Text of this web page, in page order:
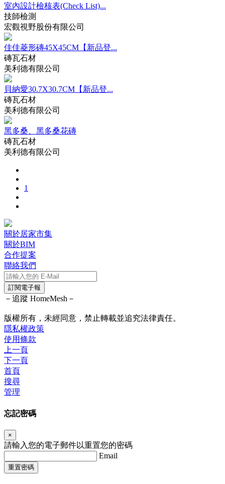
室內設計檢核表(Check List)...
技師檢測
宏觀視野股份有限公司
佳佳菱形磚45X45CM【新品登...
磚瓦石材
美利德有限公司
貝納愛30.7X30.7CM【新品登...
磚瓦石材
美利德有限公司
黑多桑、黑多桑花磚
磚瓦石材
美利德有限公司
1
關於居家市集
關於BIM
合作提案
聯絡我們
訂閱電子報
－追蹤 HomeMesh－
版權所有，未經同意，禁止轉載並追究法律責任。
隱私權政策
使用條款
上一頁
下一頁
首頁
搜尋
管理
忘記密碼
×
請輸入您的電子郵件以重置您的密碼
Email
重置密碼